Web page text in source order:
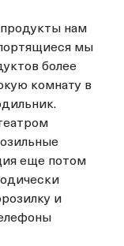
нам
мы
более
комнату в
еще потом
и